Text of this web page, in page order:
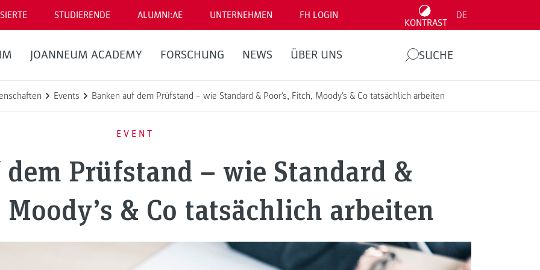
STUDIERENDE ALUMNI:AE UNTERNEHMEN FH LOGIN
KONTRAST
DE
JOANNEUM ACADEMY FORSCHUNG NEWS ÜBER UNS SUCHE
Events Banken auf dem Prüfstand – wie Standard & Poor's, Fitch, Moody's & Co tatsächlich arbeiten
EVENT
Prüfstand – wie Standard &
Moody’s & Co tatsächlich arbeiten